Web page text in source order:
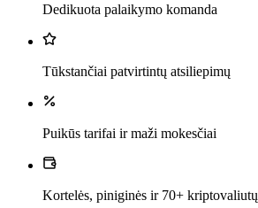
Dedikuota palaikymo komanda
Tūkstančiai patvirtintų atsiliepimų
Puikūs tarifai ir maži mokesčiai
Kortelės, piniginės ir 70+ kriptovaliutų